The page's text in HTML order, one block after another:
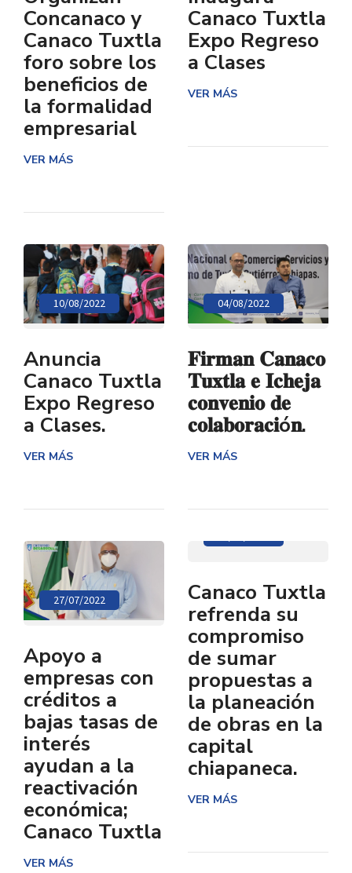
Concanaco y
Canaco Tuxtla
foro sobre los
beneficios de
la formalidad
empresarial
VER MÁS
Canaco Tuxtla
Expo Regreso
a Clases
VER MÁS
10/08/2022
Anuncia
Canaco Tuxtla
Expo Regreso
a Clases.
VER MÁS
04/08/2022
𝐅𝐢𝐫𝐦𝐚𝐧 𝐂𝐚𝐧𝐚𝐜𝐨
𝐓𝐮𝐱𝐭𝐥𝐚 𝐞 𝐈𝐜𝐡𝐞𝐣𝐚
𝐜𝐨𝐧𝐯𝐞𝐧𝐢𝐨 𝐝𝐞
𝐜𝐨𝐥𝐚𝐛𝐨𝐫𝐚𝐜𝐢ó𝐧.
VER MÁS
27/07/2022
Apoyo a
empresas con
créditos a
bajas tasas de
interés
ayudan a la
reactivación
económica;
Canaco Tuxtla
VER MÁS
Canaco Tuxtla
refrenda su
compromiso
de sumar
propuestas a
la planeación
de obras en la
capital
chiapaneca.
VER MÁS